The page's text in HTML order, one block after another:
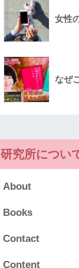
女性
なぜ
研究所につい
About
Books
Contact
Content